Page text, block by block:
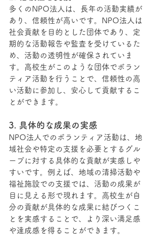
多くのNPO法人は、長年の活動実績が
あり、信頼性が高いです。NPO法人は
社会貢献を目的とした団体であり、定
期的な活動報告や監査を受けているた
め、活動の透明性が確保されていま
す。高校生がこのような団体でボラン
ティア活動を行うことで、信頼性の高
い活動に参加し、安心して貢献するこ
とができます。
3. 具体的な成果の実感
NPO法人でのボランティア活動は、地
域社会や特定の支援を必要とするグル
ープに対する具体的な貢献が実感しや
すいです。例えば、地域の清掃活動や
福祉施設での支援では、活動の成果が
目に見える形で現れます。高校生が自
分の貢献が具体的な成果に結びつくこ
とを実感することで、より深い満足感
や達成感を得ることができます。